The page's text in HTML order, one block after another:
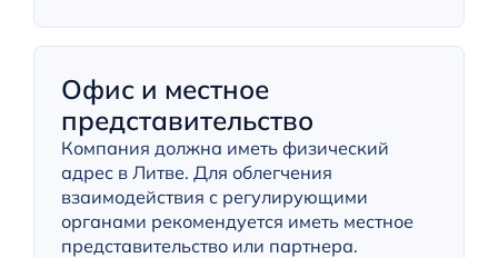
Офис и местное
представительство
Компания должна иметь физический
адрес в Литве. Для облегчения
взаимодействия с регулирующими
органами рекомендуется иметь местное
представительство или партнера.